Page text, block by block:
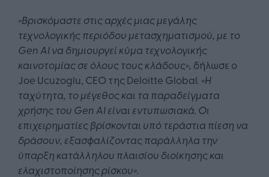
»Βρισκόμαστε στις αρχές μιας μεγάλης
τεχνολογικής περιόδου μετασχηματισμού, με το
Gen AI να δημιουργεί κύμα τεχνολογικής
καινοτομίας σε όλους τους κλάδους», δήλωσε ο
Joe Ucuzoglu, CEO της Deloitte Global. «Η
ταχύτητα, το μέγεθος και τα παραδείγματα
χρήσης του Gen AI είναι εντυπωσιακά. Οι
επιχειρηματίες βρίσκονται υπό τεράστια πίεση να
δράσουν, εξασφαλίζοντας παράλληλα την
ύπαρξη κατάλληλου πλαισίου διοίκησης και
ελαχιστοποίησης ρίσκου».